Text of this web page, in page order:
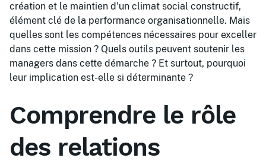
création et le maintien d'un climat social constructif,
élément clé de la performance organisationnelle. Mais
quelles sont les compétences nécessaires pour exceller
dans cette mission ? Quels outils peuvent soutenir les
managers dans cette démarche ? Et surtout, pourquoi
leur implication est-elle si déterminante ?
Comprendre le rôle
des relations